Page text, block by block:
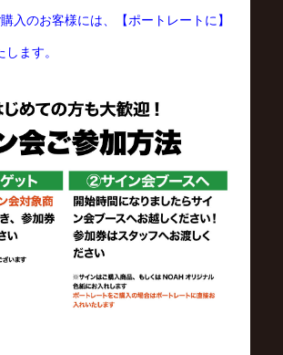
入のお客様には、【ポートレートに】
ます。